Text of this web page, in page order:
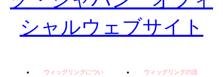
ウィッグリングについ
ウィッグリングの活